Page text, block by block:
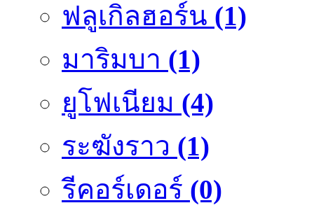
ฟลูเกิลฮอร์น (1)
มาริมบา (1)
ยูโฟเนียม (4)
ระฆังราว (1)
รีคอร์เดอร์ (0)